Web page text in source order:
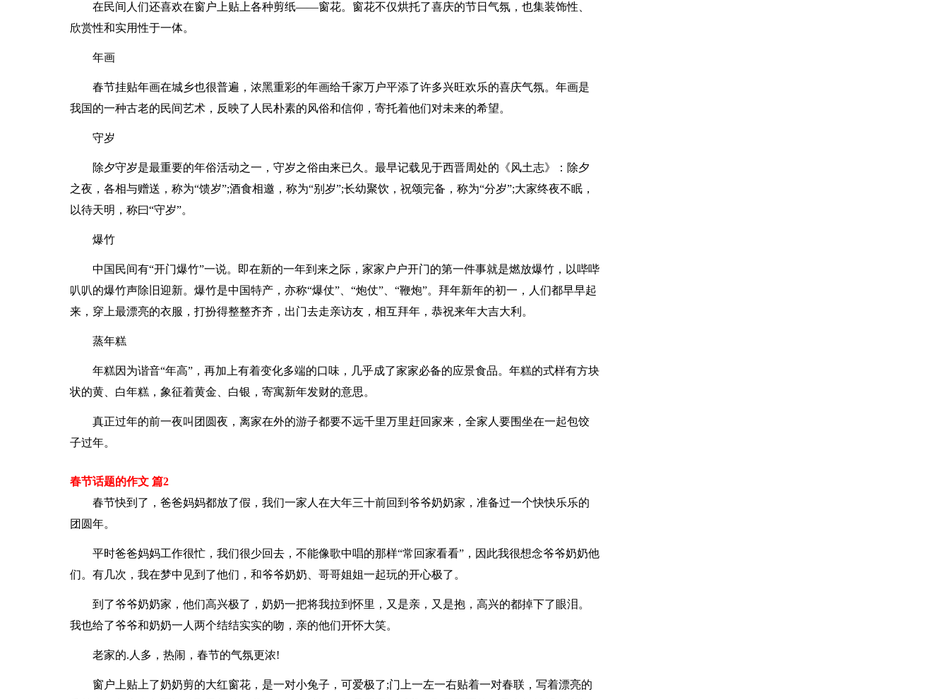
在民间人们还喜欢在窗户上贴上各种剪纸——窗花。窗花不仅烘托了喜庆的节日气氛，也集装饰性、
欣赏性和实用性于一体。
年画
春节挂贴年画在城乡也很普遍，浓黑重彩的年画给千家万户平添了许多兴旺欢乐的喜庆气氛。年画是
我国的一种古老的民间艺术，反映了人民朴素的风俗和信仰，寄托着他们对未来的希望。
守岁
除夕守岁是最重要的年俗活动之一，守岁之俗由来已久。最早记载见于西晋周处的《风土志》：除夕
之夜，各相与赠送，称为“馈岁”;酒食相邀，称为“别岁”;长幼聚饮，祝颂完备，称为“分岁”;大家终夜不眠，
以待天明，称曰“守岁”。
爆竹
中国民间有“开门爆竹”一说。即在新的一年到来之际，家家户户开门的第一件事就是燃放爆竹，以哔哔
叭叭的爆竹声除旧迎新。爆竹是中国特产，亦称“爆仗”、“炮仗”、“鞭炮”。拜年新年的初一，人们都早早起
来，穿上最漂亮的衣服，打扮得整整齐齐，出门去走亲访友，相互拜年，恭祝来年大吉大利。
蒸年糕
年糕因为谐音“年高”，再加上有着变化多端的口味，几乎成了家家必备的应景食品。年糕的式样有方块
状的黄、白年糕，象征着黄金、白银，寄寓新年发财的意思。
真正过年的前一夜叫团圆夜，离家在外的游子都要不远千里万里赶回家来，全家人要围坐在一起包饺
子过年。
春节话题的作文 篇2
春节快到了，爸爸妈妈都放了假，我们一家人在大年三十前回到爷爷奶奶家，准备过一个快快乐乐的
团圆年。
平时爸爸妈妈工作很忙，我们很少回去，不能像歌中唱的那样“常回家看看”，因此我很想念爷爷奶奶他
们。有几次，我在梦中见到了他们，和爷爷奶奶、哥哥姐姐一起玩的开心极了。
到了爷爷奶奶家，他们高兴极了，奶奶一把将我拉到怀里，又是亲，又是抱，高兴的都掉下了眼泪。
我也给了爷爷和奶奶一人两个结结实实的吻，亲的他们开怀大笑。
老家的.人多，热闹，春节的气氛更浓!
窗户上贴上了奶奶剪的大红窗花，是一对小兔子，可爱极了;门上一左一右贴着一对春联，写着漂亮的